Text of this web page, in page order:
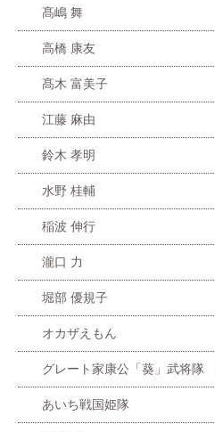
髙嶋 舞
高橋 康友
髙木 富美子
江藤 麻由
鈴木 孝明
水野 桂輔
稲波 伸行
瀧口 力
堀部 優規子
オカザえもん
グレート家康公「葵」武将隊
あいち戦国姫隊